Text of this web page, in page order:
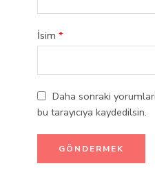
İsim *
Daha sonraki
bu tarayıcıya kaydedilsin.